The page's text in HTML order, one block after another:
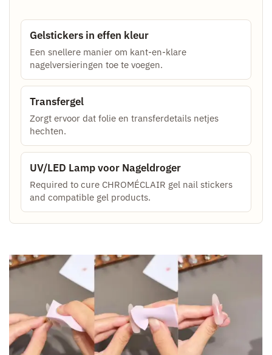
Gelstickers in effen kleur
Een snellere manier om kant-en-klare
nagelversieringen toe te voegen.
Transfergel
Zorgt ervoor dat folie en transferdetails netjes
hechten.
UV/LED Lamp voor Nageldroger
Required to cure CHROMÉCLAIR gel nail stickers
and compatible gel products.